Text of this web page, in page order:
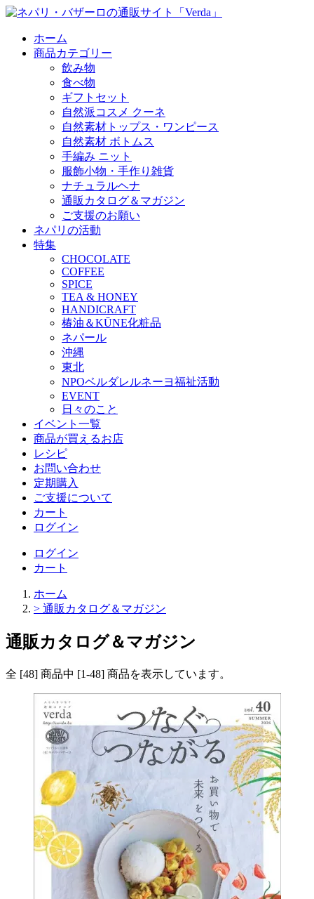
ホーム
商品カテゴリー
飲み物
食べ物
ギフトセット
自然派コスメ クーネ
自然素材トップス・ワンピース
自然素材 ボトムス
手編み ニット
服飾小物・手作り雑貨
ナチュラルヘナ
通販カタログ＆マガジン
ご支援のお願い
ネパリの活動
特集
CHOCOLATE
COFFEE
SPICE
TEA & HONEY
HANDICRAFT
椿油＆KŪNE化粧品
ネパール
沖縄
東北
NPOベルダレルネーヨ福祉活動
EVENT
日々のこと
イベント一覧
商品が買えるお店
レシピ
お問い合わせ
定期購入
ご支援について
カート
ログイン
ログイン
カート
ホーム
> 通販カタログ＆マガジン
通販カタログ＆マガジン
全 [48] 商品中 [1-48] 商品を表示しています。